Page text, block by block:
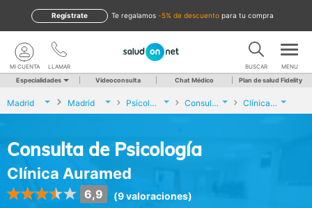
te regalamos -5% de descuento para tu compra
Regístrate
LLAMAR
MI CUENTA BUSCAR MENU
Especialidades Videoconsulta Chat Médico Plan de salud Fidelity
Madrid Madrid Psicología Consulta de Psicología Clínica Auramed
Consulta de Psicología
Clínica Auramed
6,9 (9 valoraciones)